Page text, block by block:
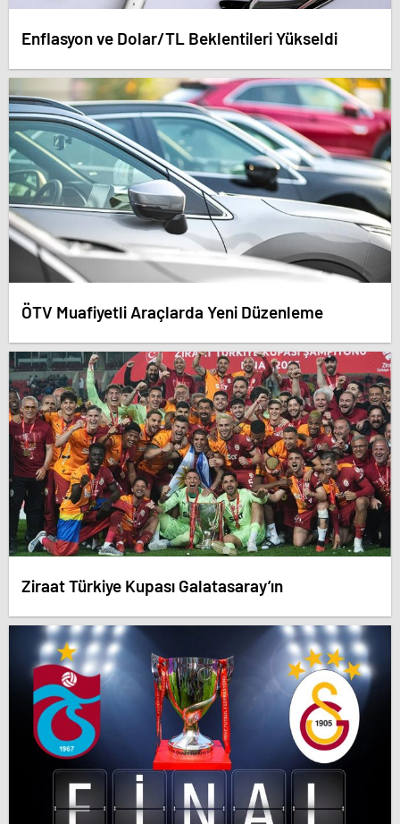
Enflasyon ve Dolar/TL Beklentileri Yükseldi
ÖTV Muafiyetli Araçlarda Yeni Düzenleme
Ziraat Türkiye Kupası Galatasaray’ın